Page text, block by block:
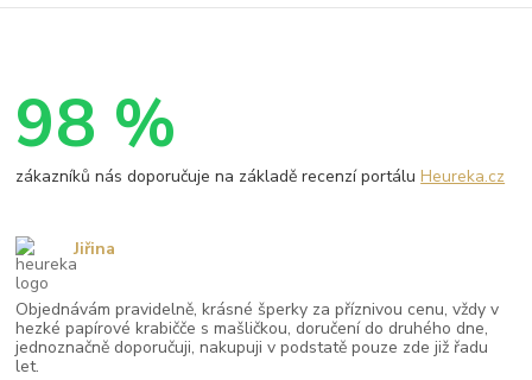
98 %
zákazníků nás doporučuje na základě recenzí portáluHeureka.cz
Objednávám pravidelně, krásné šperky za příznivou cenu, vždy v
hezké papírové krabičče s mašličkou, doručení do druhého dne,
jednoznačně doporučuji, nakupuji v podstatě pouze zde již řadu
let.
Jiřina